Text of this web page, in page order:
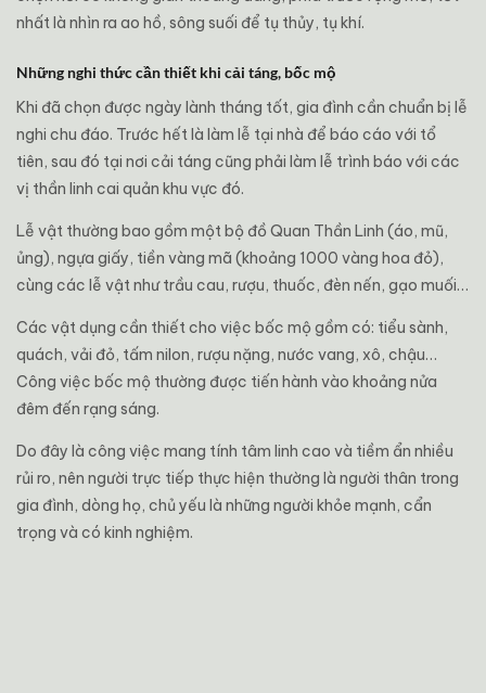
nhất là nhìn ra ao hồ, sông suối để tụ thủy, tụ khí.
Những nghi thức cần thiết khi cải táng, bốc mộ
Khi đã chọn được ngày lành tháng tốt, gia đình cần chuẩn bị lễ
nghi chu đáo. Trước hết là làm lễ tại nhà để báo cáo với tổ
tiên, sau đó tại nơi cải táng cũng phải làm lễ trình báo với các
vị thần linh cai quản khu vực đó.
Lễ vật thường bao gồm một bộ đồ Quan Thần Linh (áo, mũ,
ủng), ngựa giấy, tiền vàng mã (khoảng 1000 vàng hoa đỏ),
cùng các lễ vật như trầu cau, rượu, thuốc, đèn nến, gạo muối…
Các vật dụng cần thiết cho việc bốc mộ gồm có: tiểu sành,
quách, vải đỏ, tấm nilon, rượu nặng, nước vang, xô, chậu…
Công việc bốc mộ thường được tiến hành vào khoảng nửa
đêm đến rạng sáng.
Do đây là công việc mang tính tâm linh cao và tiềm ẩn nhiều
rủi ro, nên người trực tiếp thực hiện thường là người thân trong
gia đình, dòng họ, chủ yếu là những người khỏe mạnh, cẩn
trọng và có kinh nghiệm.